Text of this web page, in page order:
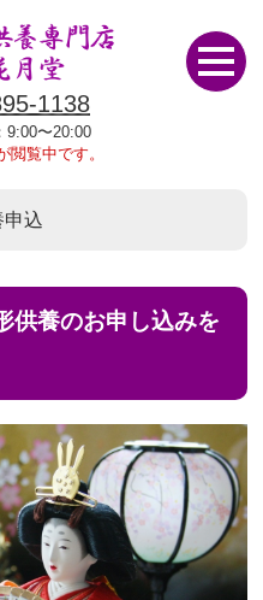
1138
9:00〜20:00
閲覧中です。
申込